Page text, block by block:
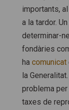
importants,
a la tardor.
determinar-
fondàries
ha comunicat
la
problema
taxes de